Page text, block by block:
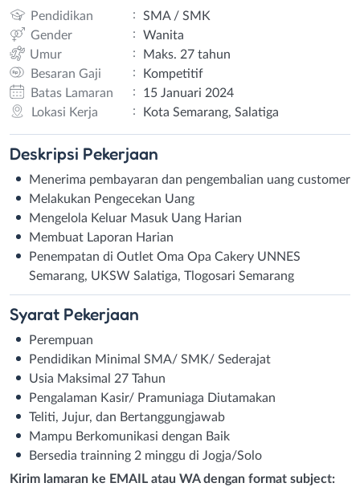
Pendidikan :
SMA / SMK
Gender
:
Wanita
Umur
:
Maks. 27 tahun
Besaran Gaji
:
Kompetitif
Batas Lamaran
:
15 Januari 2024
Lokasi Kerja
: Kota Semarang, Salatiga
Deskripsi Pekerjaan
Menerima pembayaran dan pengembalian uang customer
Melakukan Pengecekan Uang
Mengelola Keluar Masuk Uang Harian
Membuat Laporan Harian
Penempatan di Outlet Oma Opa Cakery UNNES
Semarang, UKSW Salatiga, Tlogosari Semarang
Syarat Pekerjaan
Perempuan
Pendidikan Minimal SMA/ SMK/ Sederajat
Usia Maksimal 27 Tahun
Pengalaman Kasir/ Pramuniaga Diutamakan
Teliti, Jujur, dan Bertanggungjawab
Mampu Berkomunikasi dengan Baik
Bersedia trainning 2 minggu di Jogja/Solo
Kirim lamaran ke EMAIL atau WA dengan format subject: